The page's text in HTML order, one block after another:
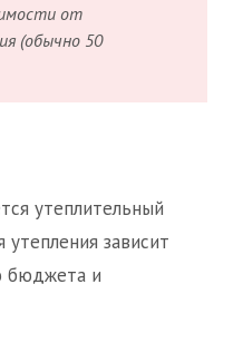
от
(обычно 50
утеплительный
зависит
бюджета и